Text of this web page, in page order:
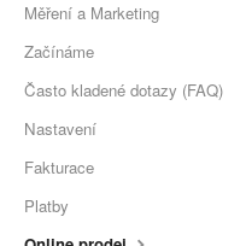
Měření a Marketing
Začínáme
Často kladené dotazy (FAQ)
Nastavení
Fakturace
Platby